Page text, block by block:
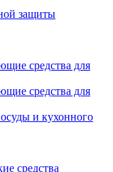
защиты
средства для
средства для
и кухонного
средства